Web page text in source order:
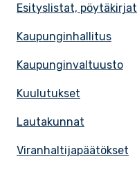
Esityslistat, pöytäkirjat
Kaupunginhallitus
Kaupunginvaltuusto
Kuulutukset
Lautakunnat
Viranhaltijapäätökset